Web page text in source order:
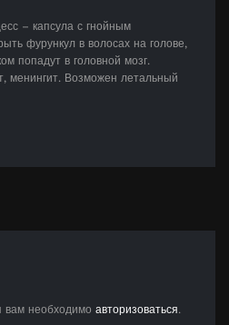
– капсула с гнойным
фурункул в волосах на голове,
попадут в головной мозг.
менингит. Возможен летальный
вам необходимо авторизоваться.